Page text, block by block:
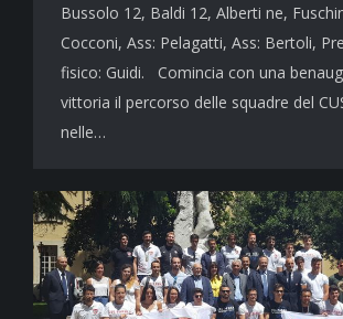
Bussolo 12, Baldi 12, Alberti ne,
Cocconi, Ass: Pelagatti, Ass: Bertoli,
fisico: Guidi. Comincia con una
vittoria il percorso delle squadre del
nelle…